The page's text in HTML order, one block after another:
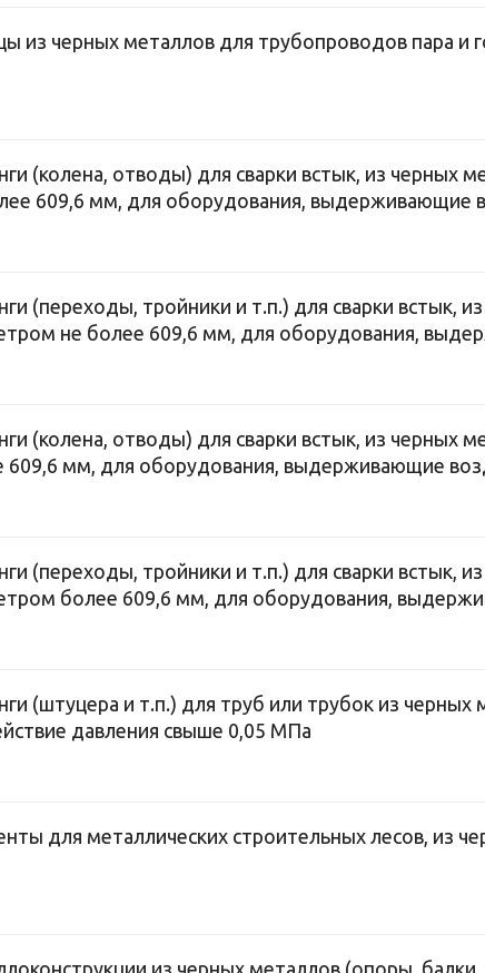
из черных металлов для трубопроводов пара и
(колена, отводы) для сварки встык, из
609,6 мм, для оборудования, выдерживающие
(переходы, тройники и т.п.) для сварки встык,
не более 609,6 мм, для оборудования,
(колена, отводы) для сварки встык, из
609,6 мм, для оборудования, выдерживающие
(переходы, тройники и т.п.) для сварки встык,
более 609,6 мм, для оборудования,
(штуцера и т.п.) для труб или трубок из
давления свыше 0,05 МПа
для металлических строительных лесов, из
из черных металлов (опоры,